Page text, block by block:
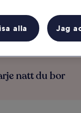
natt du bor
alla Jag